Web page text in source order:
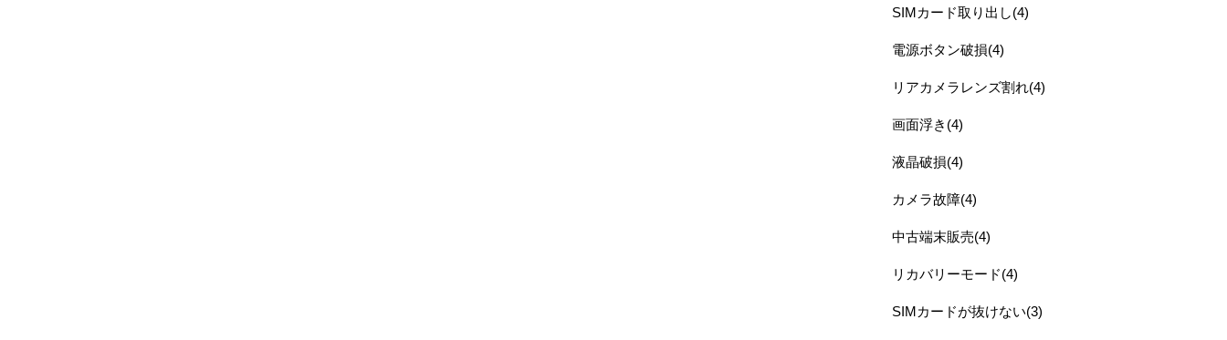
SIMカード取り出し(4)
電源ボタン破損(4)
リアカメラレンズ割れ(4)
画面浮き(4)
液晶破損(4)
カメラ故障(4)
中古端末販売(4)
リカバリーモード(4)
SIMカードが抜けない(3)